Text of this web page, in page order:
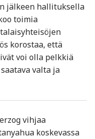
jälkeen hallituksella
toimia
korostaa, että
voi olla pelkkiä
valta ja
vihjaa
koskevassa